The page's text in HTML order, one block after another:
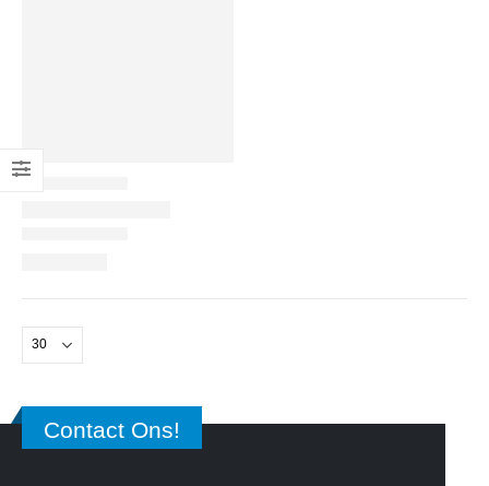
Contact Ons!